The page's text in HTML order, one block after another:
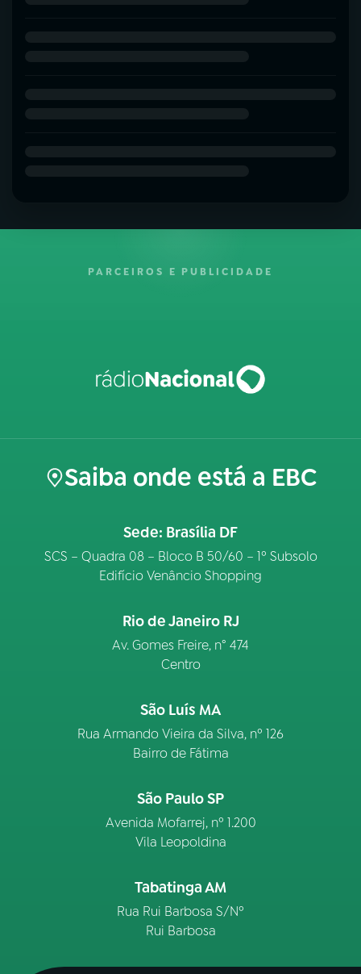
PARCEIROS E PUBLICIDADE
Saiba onde está a EBC
Sede: Brasília DF
SCS – Quadra 08 – Bloco B 50/60 – 1º Subsolo
Edifício Venâncio Shopping
Rio de Janeiro RJ
Av. Gomes Freire, n° 474
Centro
São Luís MA
Rua Armando Vieira da Silva, nº 126
Bairro de Fátima
São Paulo SP
Avenida Mofarrej, nº 1.200
Vila Leopoldina
Tabatinga AM
Rua Rui Barbosa S/Nº
Rui Barbosa